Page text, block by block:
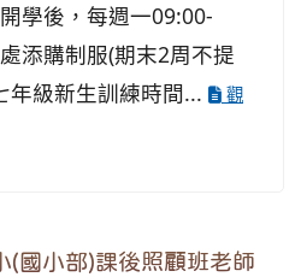
學後，每週一09:00-
添購制服(期末2周不提
年級新生訓練時間...
觀
(國小部)課後照顧班老師